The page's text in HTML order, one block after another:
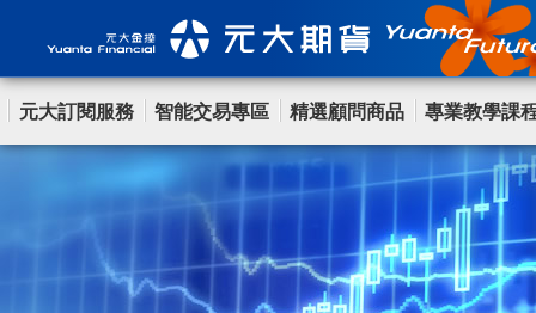
元大訂閱服務 智能交易專區 精選顧問商品 專業教學課